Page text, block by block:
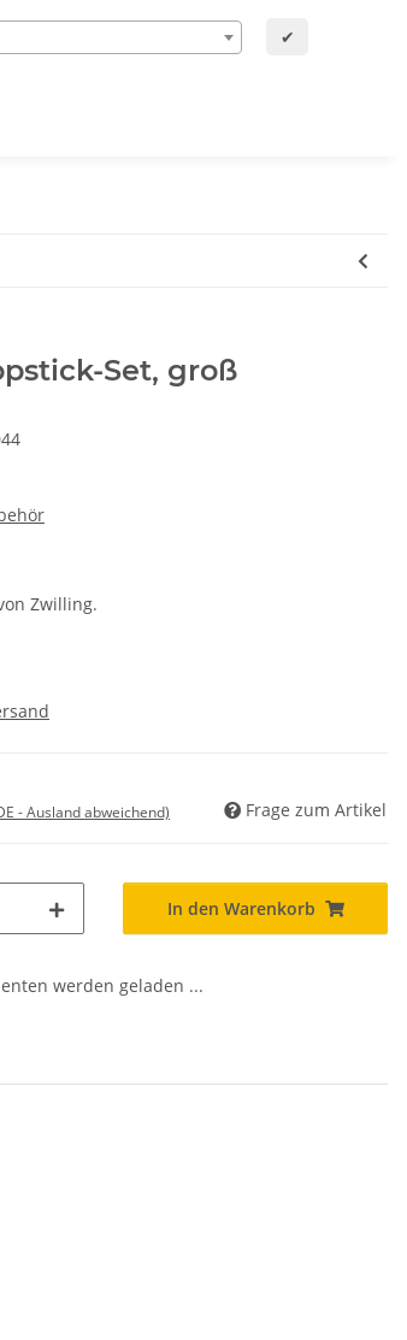
✔
Set, groß
Zwilling.
- Ausland abweichend) Frage zum Artikel
In den Warenkorb
werden geladen ...